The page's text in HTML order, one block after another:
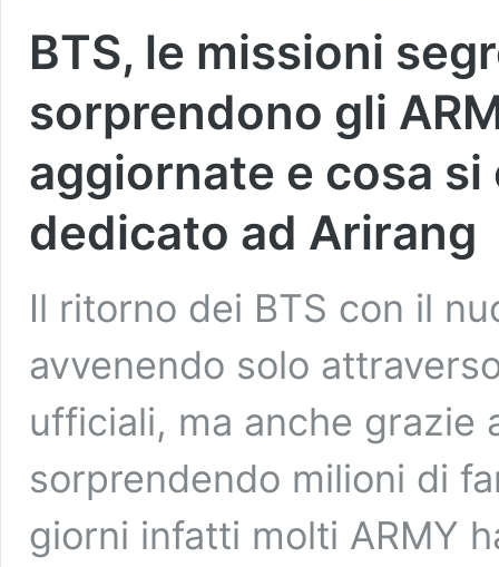
BTS, le missioni
sorprendono gli
aggiornate e cosa si
dedicato ad Arirang
Il ritorno dei BTS con il
avvenendo solo
ufficiali, ma anche grazie
sorprendendo milioni di
giorni infatti molti ARMY